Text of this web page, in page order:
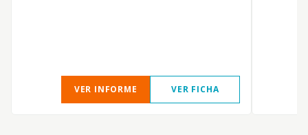
VER INFORME VER FICHA